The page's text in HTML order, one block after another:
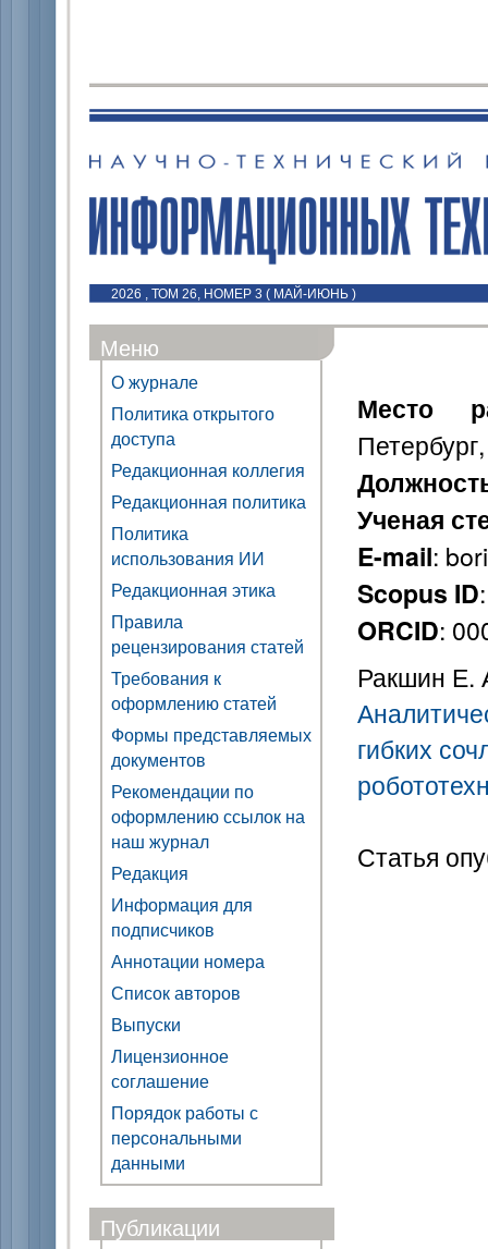
2026 , ТОМ 26, НОМЕР 3 ( МАЙ-ИЮНЬ )
Меню
О журнале
Политика открытого
доступа
Редакционная коллегия
Редакционная политика
Политика
использования ИИ
Редакционная этика
Правила
рецензирования статей
Требования к
оформлению статей
Формы представляемых
документов
Рекомендации по
оформлению ссылок на
наш журнал
Редакция
Информация для
подписчиков
Аннотации номера
Список авторов
Выпуски
Лицензионное
соглашение
Порядок работы с
персональными
данными
Публикации
Место
Ученая
E-mail:
Scopus ID
ORCID:
Ракшин Е.
гибких
Статья